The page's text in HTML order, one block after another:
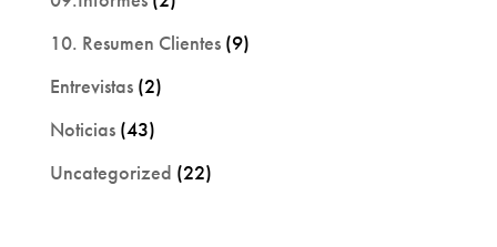
10. Resumen Clientes(9)
Entrevistas(2)
Noticias(43)
Uncategorized (22)